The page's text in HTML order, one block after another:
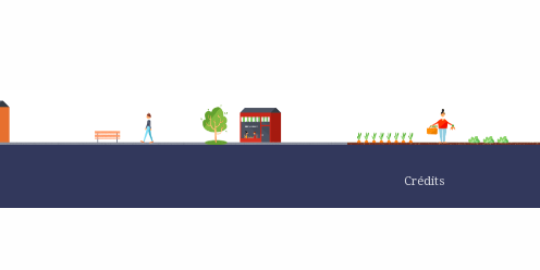
Crédits